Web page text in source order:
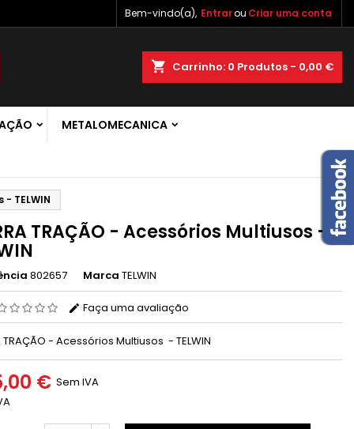
Bem-vindo(a), Entrarou Criar uma conta
shopping_cart Carrinho: 0 Produtos - 0,00 €
METALOMECANICA
- TELWIN
TRAÇÃO - Acessórios Multiusos -
802657 Marca TELWIN
Faça uma avaliação
TRAÇÃO - Acessórios Multiusos - TELWIN
€ Sem IVA